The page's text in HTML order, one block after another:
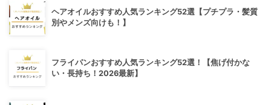
ヘアオイルおすすめ人気ランキング52選【プチプラ・髪質
別やメンズ向けも！】
フライパンおすすめ人気ランキング52選！【焦げ付かな
い・長持ち！2026最新】